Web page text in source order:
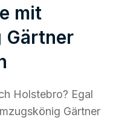
mit
Gärtner
Holstebro? Egal
Gärtner